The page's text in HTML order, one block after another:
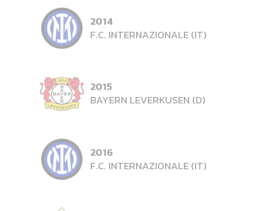
2014
F.C. INTERNAZIONALE (IT)
2015
BAYERN LEVERKUSEN (D)
2016
F.C. INTERNAZIONALE (IT)